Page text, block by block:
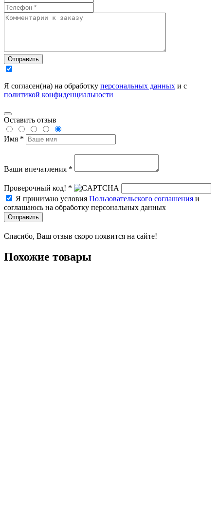
Отправить
Я согласен(на) на обработку персональных данных и с
политикой конфиденциальности
Оставить отзыв
Имя *
Ваши впечатления *
Проверочный код! *
Я принимаю условия Пользовательского соглашения и
соглашаюсь на обработку персональных данных
Отправить
Спасибо, Ваш отзыв скоро появится на сайте!
Похожие товары